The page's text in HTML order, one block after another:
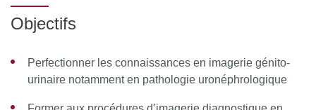
Pour vous inscrire, déposez votre candidature sur
C@anditOnLine
Objectifs
Perfectionner les connaissances en imagerie génito-
urinaire notamment en pathologie uronéphrologique